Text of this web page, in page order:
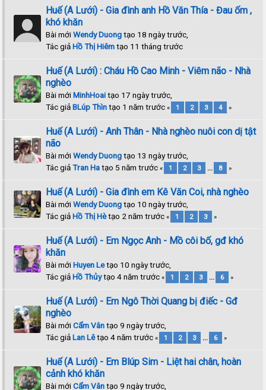
Huế (A Lưới) - Gia đình anh Hồ Văn Thía - Đau ốm ,
khó khăn
Bài mớiWendy Duongtạo 18 ngày trước,
Tác giảHồ Thị Hiêmtạo 11 tháng trước
Huế (A Lưới) : Cháu Hồ Cao Minh - Viêm não - Nhà
nghèo
Bài mớiMinhHoaitạo 17 ngày trước,
Tác giảBLúp Thìntạo 1 năm trước« 1 2 3 4 »
Huế (A Lưới) - Anh Thân - Nhà nghèo nuôi con dị tật
não
Bài mớiWendy Duongtạo 13 ngày trước,
Tác giảTran Hatạo 5 năm trước« 1 2 3 ... 8 »
Huế (A Lưới) - Gia đình em Kê Văn Coi, nhà nghèo
Bài mớiWendy Duongtạo 10 ngày trước,
Tác giảHồ Thị Hètạo 2 năm trước« 1 2 3 »
Huế (A Lưới) - Em Ngọc Anh - Mồ côi bố, gđ khó
khăn
Bài mớiHuyen Letạo 10 ngày trước,
Tác giảHồ Thủytạo 4 năm trước« 1 2 3 ... 6 »
Huế (A Lưới) - Em Ngô Thời Quang bị điếc - Gđ
nghèo
Bài mớiCẩm Vântạo 9 ngày trước,
Tác giảLan Lêtạo 4 năm trước« 1 2 3 ... 6 »
Huế (A Lưới) - Em Blúp Sim - Liệt hai chân, hoàn
cảnh khó khăn
Bài mớiCẩm Vântạo 9 ngày trước,